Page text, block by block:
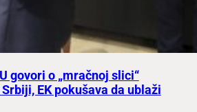
govori o „mračnoj slici“
EK pokušava da ublaži